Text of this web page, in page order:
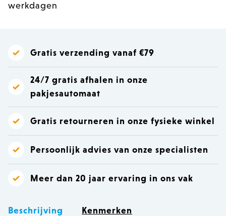
werkdagen
Gratis verzending vanaf €79
24/7 gratis afhalen in onze
pakjesautomaat
Gratis retourneren in onze fysieke winkel
Persoonlijk advies van onze specialisten
Meer dan 20 jaar ervaring in ons vak
Beschrijving Kenmerken